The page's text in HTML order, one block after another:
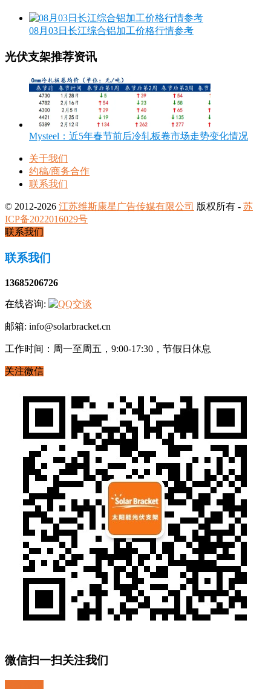
08月03日长江综合铝加工价格行情参考
光伏支架推荐资讯
Mysteel：近5年春节前后冷轧板卷市场走势变化情况
关于我们
约稿/商务合作
联系我们
© 2012-2026 江苏维斯康星广告传媒有限公司 版权所有 - 苏
ICP备2022016029号
联系我们
联系我们
13685206726
在线咨询:
邮箱: info@solarbracket.cn
工作时间：周一至周五，9:00-17:30，节假日休息
关注微信
微信扫一扫关注我们